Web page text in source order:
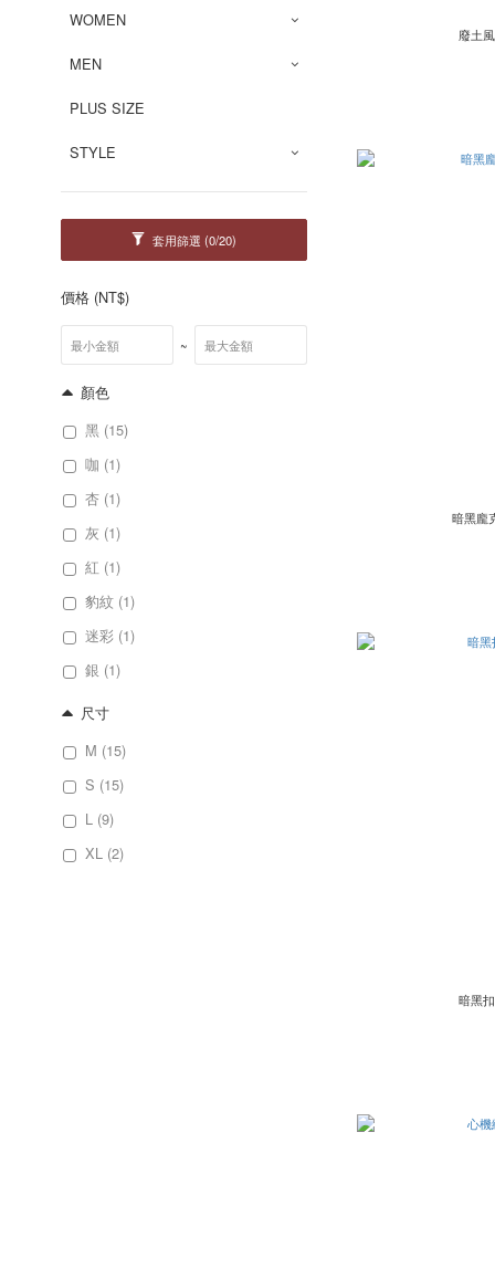
WOMEN
MEN
PLUS SIZE
STYLE
套用篩選 (0/20)
價格 (NT$)
~
顏色
黑 (15)
咖 (1)
杏 (1)
灰 (1)
紅 (1)
豹紋 (1)
迷彩 (1)
銀 (1)
尺寸
M (15)
S (15)
L (9)
XL (2)
廢土
暗黑龐
暗黑